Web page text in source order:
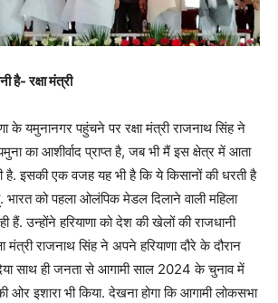
है- रक्षा मंत्री
के यमुनानगर पहुंचने पर रक्षा मंत्री राजनाथ सिंह ने
का आशीर्वाद प्राप्त है, जब भी मैं इस क्षेत्र में आता
है. इसकी एक वजह यह भी है कि ये किसानों की धरती है
को पहला ओलंपिक मेडल दिलाने वाली महिला
हैं. उन्होंने हरियाणा को देश की खेलों की राजधानी
मंत्री राजनाथ सिंह ने अपने हरियाणा दौरे के दौरान
साथ ही जनता से आगामी साल 2024 के चुनाव में
ओर इशारा भी किया. देखना होगा कि आगामी लोकसभा